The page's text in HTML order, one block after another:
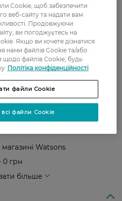
грн
79 грн, безкоштовна
Watsons
0 грн
більше
Cookie, щоб забезпечити
веб-сайту та надати вам
Продовжуючи
ви погоджуєтесь на
Якщо ви хочете дізнатися
нами файлів Cookie та/або
щодо файлів Cookie, будь
Політіка конфіденційності
файли Cookie
файли Cookie